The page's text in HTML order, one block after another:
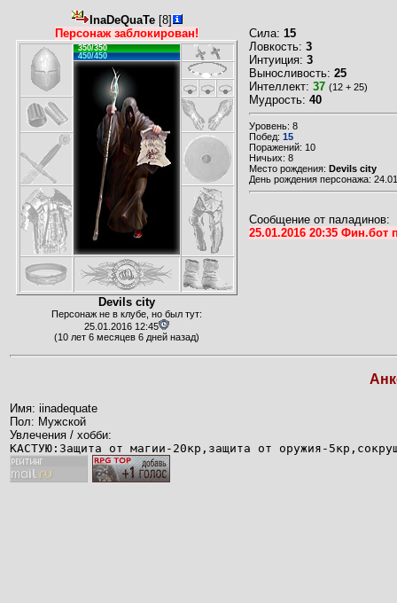
InaDeQuaTe[8]
Персонаж заблокирован!
350/350
450/450
Devils city
Персонаж не в клубе, но был тут:
25.01.2016 12:45
(10 лет 6 месяцев 6 дней назад)
Сила: 15
Ловкость: 3
Интуиция: 3
Выносливость: 25
Интеллект: 37 (12 + 25)
Мудрость: 40
Уровень: 8
Побед: 15
Поражений: 10
Ничьих: 8
Место рождения: Devils city
День рождения персонажа:
Сообщение от паладинов:
25.01.2016 20:35
Имя: iinadequate
Пол: Мужской
Увлечения / хобби:
КАСТУЮ:Защита от магии-20кр,защита от оружия-